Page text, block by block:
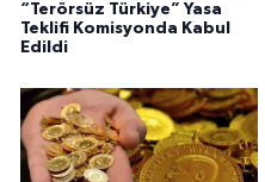
“Terörsüz Türkiye” Yasa
Teklifi Komisyonda Kabul
Edildi